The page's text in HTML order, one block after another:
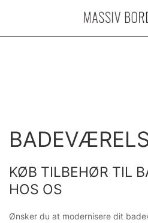
KØB TILBEHØR TIL
HOS OS
Ønsker du at modernisere dit